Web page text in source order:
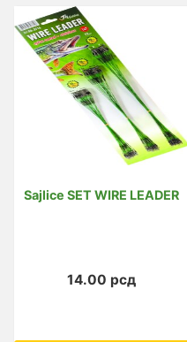
Sajlice SET WIRE LEADER
14.00 рсд